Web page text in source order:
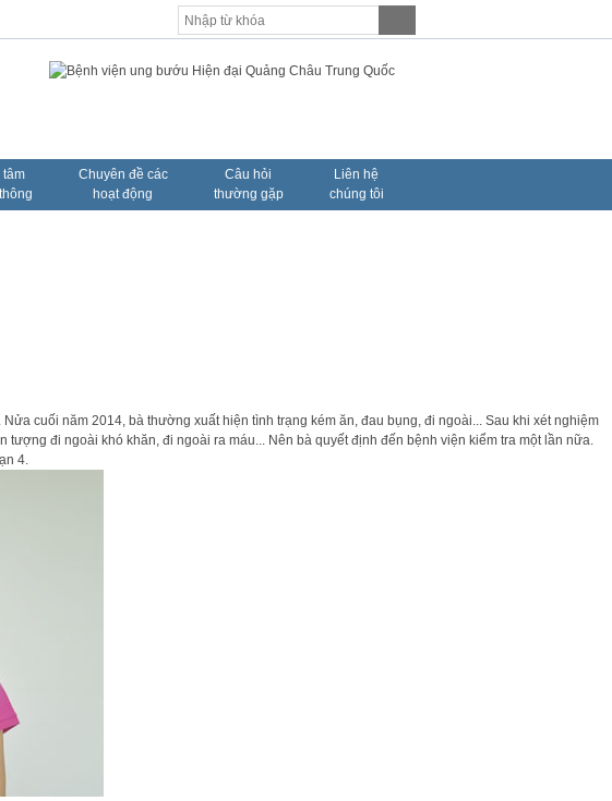
tâm
Chuyên đề các
hoạt động
Câu hỏi
thường gặp
Liên hệ
chúng tôi
cuối năm 2014, bà thường xuất hiện tình trạng kém ăn, đau bụng, đi ngoài... Sau khi xét nghiệm
đi ngoài khó khăn, đi ngoài ra máu... Nên bà quyết định đến bệnh viện kiểm tra một lần nữa.
4.